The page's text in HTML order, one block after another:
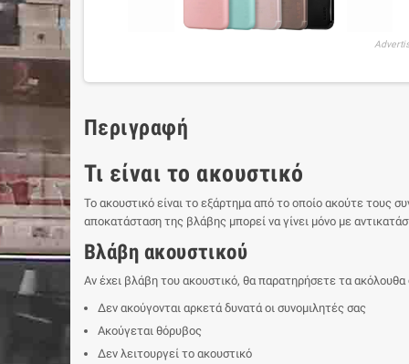
Περιγραφή
Τι είναι το ακουστικό
Το ακουστικό είναι το εξάρτημα από το οποίο ακούτε τους
αποκατάσταση της βλάβης μπορεί να γίνει μόνο με
Βλάβη ακουστικού
Αν έχει βλάβη του ακουστικό, θα παρατηρήσετε τα ακόλουθα
Δεν ακούγονται αρκετά δυνατά οι συνομιλητές σας
Ακούγεται θόρυβος
Δεν λειτουργεί το ακουστικό